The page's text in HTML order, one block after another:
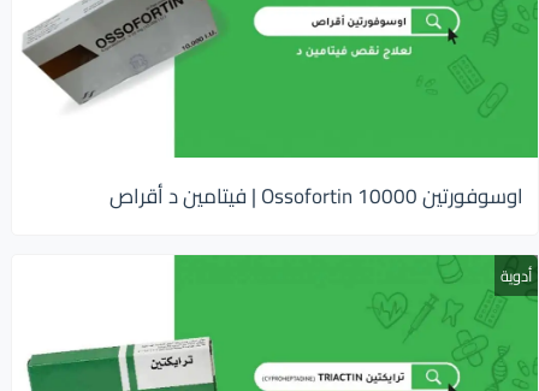
اوسوفورتين 10000 Ossofortin | فيتامين د أقراص
أدوية